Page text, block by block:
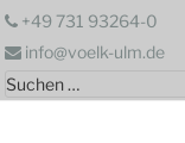
Zum
springen
+49 731 93264-0
info@voelk-ulm.de
Suchen
nach: